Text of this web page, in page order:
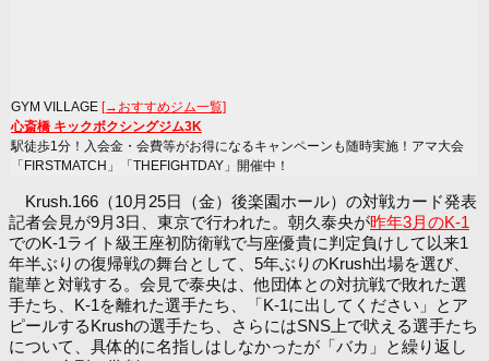
GYM VILLAGE [→おすすめジム一覧]
心斎橋 キックボクシングジム3K
駅徒歩1分！入会金・会費等がお得になるキャンペーンも随時実施！アマ大会
「FIRSTMATCH」「THEFIGHTDAY」開催中！
Krush.166（10月25日（金）後楽園ホール）の対戦カード発表
記者会見が9月3日、東京で行われた。朝久泰央が昨年3月のK-1
でのK-1ライト級王座初防衛戦で与座優貴に判定負けして以来1
年半ぶりの復帰戦の舞台として、5年ぶりのKrush出場を選び、
龍華と対戦する。会見で泰央は、他団体との対抗戦で敗れた選
手たち、K-1を離れた選手たち、「K-1に出してください」とア
ピールするKrushの選手たち、さらにはSNS上で吠える選手たち
について、具体的に名指しはしなかったが「バカ」と繰り返し